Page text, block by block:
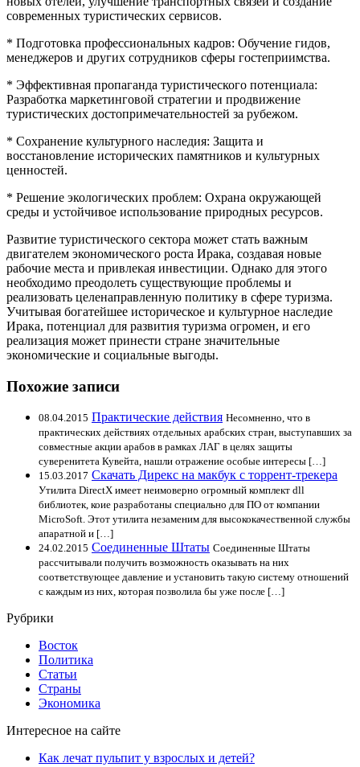
современных туристических сервисов.
* Подготовка профессиональных кадров: Обучение гидов,
менеджеров и других сотрудников сферы гостеприимства.
* Эффективная пропаганда туристического потенциала:
Разработка маркетинговой стратегии и продвижение
туристических достопримечательностей за рубежом.
* Сохранение культурного наследия: Защита и
восстановление исторических памятников и культурных
ценностей.
* Решение экологических проблем: Охрана окружающей
среды и устойчивое использование природных ресурсов.
Развитие туристического сектора может стать важным
двигателем экономического роста Ирака, создавая новые
рабочие места и привлекая инвестиции. Однако для этого
необходимо преодолеть существующие проблемы и
реализовать целенаправленную политику в сфере туризма.
Учитывая богатейшее историческое и культурное наследие
Ирака, потенциал для развития туризма огромен, и его
реализация может принести стране значительные
экономические и социальные выгоды.
Похожие записи
08.04.2015 Практические действия Несомненно, что в
практических действиях отдельных арабских стран, выступавших за
совместные акции арабов в рамках ЛАГ в целях защиты
суверенитета Кувейта, нашли отражение особые интересы […]
15.03.2017 Скачать Дирекс на макбук с торрент-трекера
Утилита DirectX имеет неимоверно огромный комплект dll
библиотек, коие разработаны специально для ПО от компании
MicroSoft. Этот утилита незаменим для высококачественной службы
апаратной и […]
24.02.2015 Соединенные Штаты Соединенные Штаты
рассчитывали получить возможность оказывать на них
соответствующее давление и установить такую систему отношений
с каждым из них, которая позволила бы уже после […]
Рубрики
Восток
Политика
Статьи
Страны
Экономика
Интересное на сайте
Как лечат пульпит у взрослых и детей?